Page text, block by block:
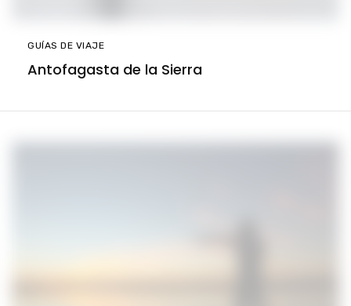
GUÍAS DE VIAJE
Antofagasta de la Sierra